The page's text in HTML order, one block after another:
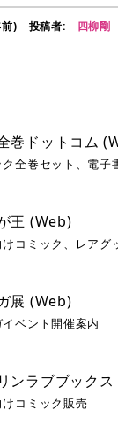
) 投稿者: 四柳剛
巻ドットコム
ク全巻セット、電子
王 (Web)
けコミック、レアグ
展 (Web)
ベント開催案内
ンラブブック
コミック販売